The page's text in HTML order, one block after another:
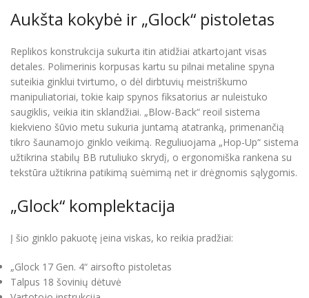
Aukšta kokybė ir „Glock“ pistoletas
Replikos konstrukcija sukurta itin atidžiai atkartojant visas
detales. Polimerinis korpusas kartu su pilnai metaline spyna
suteikia ginklui tvirtumo, o dėl dirbtuvių meistriškumo
manipuliatoriai, tokie kaip spynos fiksatorius ar nuleistuko
saugiklis, veikia itin sklandžiai. „Blow-Back“ reoil sistema
kiekvieno šūvio metu sukuria juntamą atatranką, primenančią
tikro šaunamojo ginklo veikimą. Reguliuojama „Hop-Up“ sistema
užtikrina stabilų BB rutuliuko skrydį, o ergonomiška rankena su
tekstūra užtikrina patikimą suėmimą net ir drėgnomis sąlygomis.
„Glock“ komplektacija
Į šio ginklo pakuotę įeina viskas, ko reikia pradžiai:
„Glock 17 Gen. 4“ airsofto pistoletas
Talpus 18 šovinių dėtuvė